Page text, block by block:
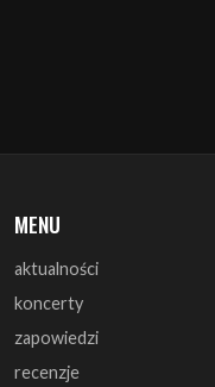
aktualności
zapowiedzi
recenzje
zagrali
monografie
artykuły